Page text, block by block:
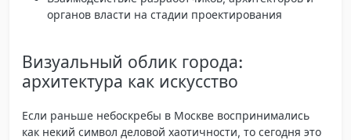
органов власти на стадии проектирования
Визуальный облик города:
архитектура как искусство
Если раньше небоскребы в Москве воспринимались
как некий символ деловой хаотичности, то сегодня это